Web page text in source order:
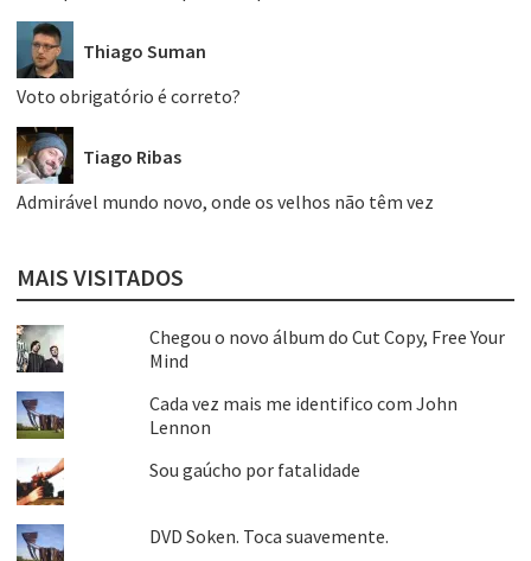
Thiago Suman
Voto obrigatório é correto?
Tiago Ribas
Admirável mundo novo, onde os velhos não têm vez
MAIS VISITADOS
Chegou o novo álbum do Cut Copy, Free Your
Mind
Cada vez mais me identifico com John
Lennon
Sou gaúcho por fatalidade
DVD Soken. Toca suavemente.